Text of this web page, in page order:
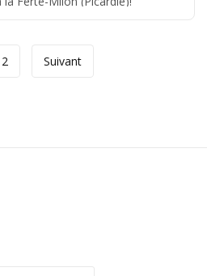
2 Suivant